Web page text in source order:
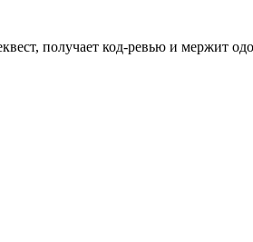
получает код-ревью и мержит